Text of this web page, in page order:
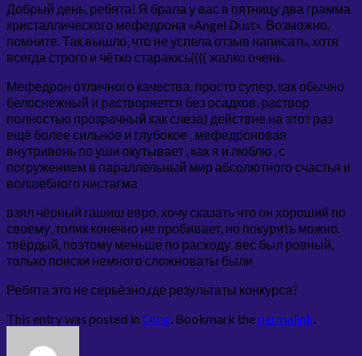
Добрый день, ребята! Я брала у вас в пятницу два грамма
кристаллического мефедрона «Angel Dust». Возможно,
помните. Так вышло, что не успела отзыв написать, хотя
всегда строго и чётко стараюсь(((( жалко очень.
Мефедрон отличного качества, просто супер, как обычно
белоснежный и растворяется без осадков, раствор
полностью прозрачный как слеза) действие на этот раз
ещё более сильное и глубокое , мефедроновая
внутривень по уши окутывает , как я и люблю , с
погружением в параллельный мир абсолютного счастья и
волшебного нистагма
взял чёрный гашиш евро. хочу сказать что он хороший по
своему, толик конечно не пробивает, но покурить можно.
твёрдый, поэтому меньше по расходу. вес был ровный,
только поиски немного сложноваты были
Ребята это не серьёзно,где результаты конкурса?
This entry was posted in Omg. Bookmark thepermalink.